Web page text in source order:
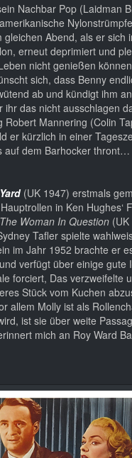
Nachbar Pop (Laidman
Abend, als er
erneut deprimiert und
nicht genießen
sich, dass Benny
ab und kündigt ihm
ihr das nicht ausschlagen
Mannering (Colin
kürzlich in einer
auf dem Barhocker thront…
(UK 1947) erstmals
in Ken Hughes‘
The Woman In Question
Tafler spielte
im Jahr 1952 brachte er
verfügt über einige
forciert, Das verzweifelte
Stück vom Kuchen
allem Molly ist als
ist sie über weite
mich an Roy Ward